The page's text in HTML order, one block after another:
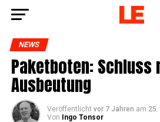
NEWS
Paket­bo­ten: Schluss
Ausbeutung
Veröffentlicht vor 7 Jahren am 25.
Von
Ingo Tonsor